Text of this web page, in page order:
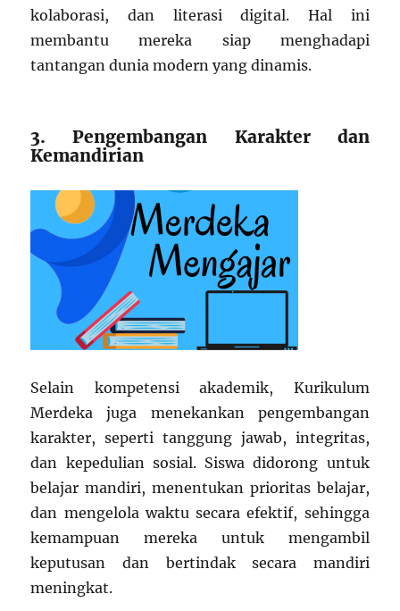
kolaborasi, dan literasi digital. Hal ini
membantu mereka siap menghadapi
tantangan dunia modern yang dinamis.
3. Pengembangan Karakter dan
Kemandirian
Selain kompetensi akademik, Kurikulum
Merdeka juga menekankan pengembangan
karakter, seperti tanggung jawab, integritas,
dan kepedulian sosial. Siswa didorong untuk
belajar mandiri, menentukan prioritas belajar,
dan mengelola waktu secara efektif, sehingga
kemampuan mereka untuk mengambil
keputusan dan bertindak secara mandiri
meningkat.